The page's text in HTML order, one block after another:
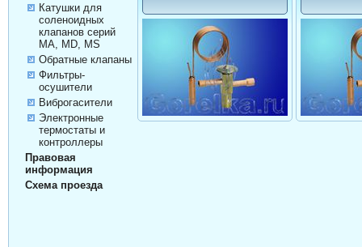
Катушки для
соленоидных
клапанов серий
MA, MD, MS
Обратные клапаны
Фильтры-
осушители
Виброгасители
Электронные
термостаты и
контроллеры
Правовая
информация
Схема проезда